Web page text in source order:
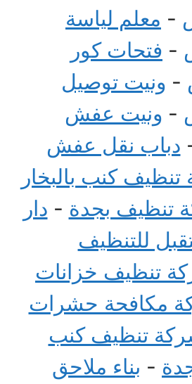
- معلم لياسة
- فتحات كور
- ونيت توصيل
- ونيت عفش
دباب نقل عفش
كنب بالبخار
تنظيف بجدة - دار
للتنظيف
تنظيف خزانات
مكافحة حشرات
تنظيف كنب
- بناء ملاحق